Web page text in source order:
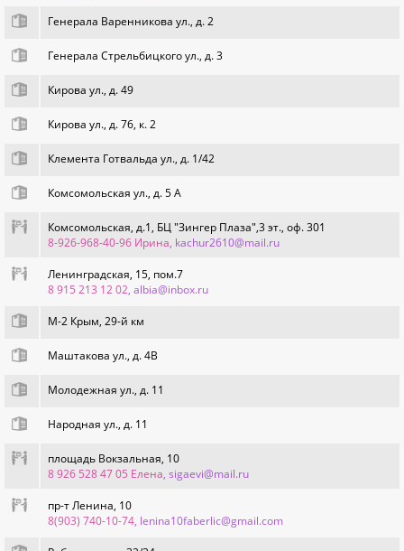
Генерала Варенникова ул., д. 2
Генерала Стрельбицкого ул., д. 3
Кировa ул., д. 49
Кирова ул., д. 76, к. 2
Клемента Готвальда ул., д. 1/42
Комсомольская ул., д. 5 А
Комсомольская, д.1, БЦ "Зингер Плаза",3 эт., оф. 301
8-926-968-40-96 Ирина, kachur2610@mail.ru
Ленинградская, 15, пом.7
8 915 213 12 02, albia@inbox.ru
М-2 Крым, 29-й км
Маштакова ул., д. 4В
Молодежная ул., д. 11
Народная ул., д. 11
площадь Вокзальная, 10
8 926 528 47 05 Елена, sigaevi@mail.ru
пр-т Ленина, 10
8(903) 740-10-74, lenina10faberlic@gmail.com